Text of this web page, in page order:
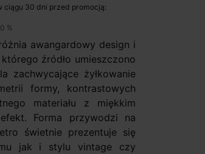
ciągu 30 dni przed promocją:
%
awangardowy design i
którego źródło umieszczono
zachwycające żyłkowanie
formy, kontrastowych
materiału z miękkim
Forma przywodzi na
świetnie prezentuje się
jak i stylu vintage czy